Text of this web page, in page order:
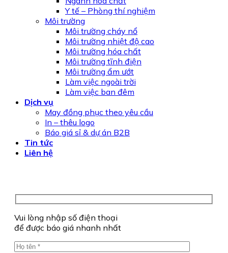
Y tế – Phòng thí nghiệm
Môi trường
Môi trường cháy nổ
Môi trường nhiệt độ cao
Môi trường hóa chất
Môi trường tĩnh điện
Môi trường ẩm ướt
Làm việc ngoài trời
Làm việc ban đêm
Dịch vụ
May đồng phục theo yêu cầu
In – thêu logo
Báo giá sỉ & dự án B2B
Tin tức
Liên hệ
Vui lòng nhập số điện thoại
để được báo giá nhanh nhất